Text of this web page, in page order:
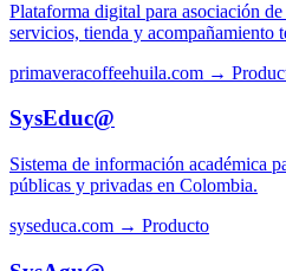
Plataforma digital para asociación
servicios, tienda y acompañamiento
primaveracoffeehuila.com →
SysEduc@
Sistema de información académica
públicas y privadas en Colombia.
syseduca.com → Producto